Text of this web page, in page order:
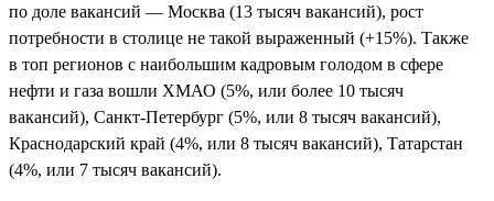
по доле вакансий — Москва (13 тысяч вакансий), рост
потребности в столице не такой выраженный (+15%). Также
в топ регионов с наибольшим кадровым голодом в сфере
нефти и газа вошли ХМАО (5%, или более 10 тысяч
вакансий), Санкт-Петербург (5%, или 8 тысяч вакансий),
Краснодарский край (4%, или 8 тысяч вакансий), Татарстан
(4%, или 7 тысяч вакансий).